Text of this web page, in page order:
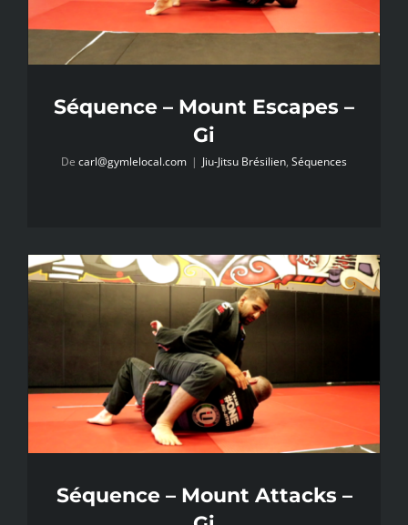
Séquence – Mount Escapes –
Gi
De carl@gymlelocal.com | Jiu-Jitsu Brésilien, Séquences
Séquence – Mount Attacks –